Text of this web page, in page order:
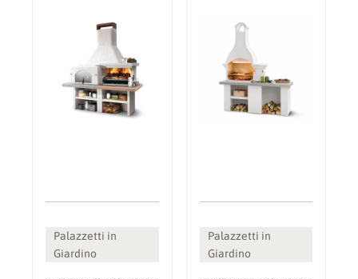
Palazzetti in
Giardino
Palazzetti in
Giardino